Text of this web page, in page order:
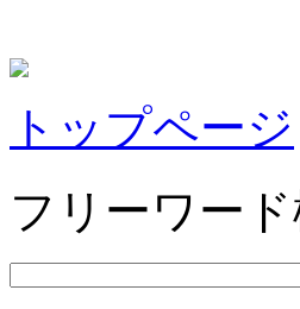
トップページ
フリーワー